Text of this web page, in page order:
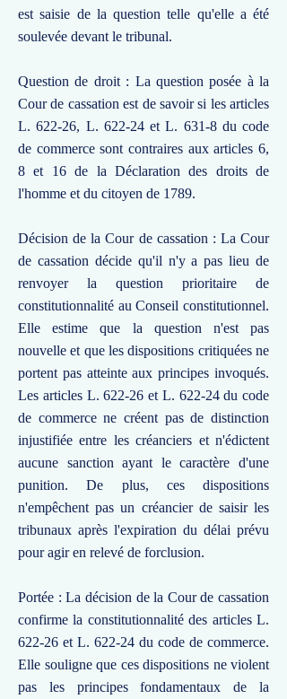
est saisie de la question telle qu'elle a été
soulevée devant le tribunal.
Question de droit : La question posée à la
Cour de cassation est de savoir si les articles
L. 622-26, L. 622-24 et L. 631-8 du code
de commerce sont contraires aux articles 6,
8 et 16 de la Déclaration des droits de
l'homme et du citoyen de 1789.
Décision de la Cour de cassation : La Cour
de cassation décide qu'il n'y a pas lieu de
renvoyer la question prioritaire de
constitutionnalité au Conseil constitutionnel.
Elle estime que la question n'est pas
nouvelle et que les dispositions critiquées ne
portent pas atteinte aux principes invoqués.
Les articles L. 622-26 et L. 622-24 du code
de commerce ne créent pas de distinction
injustifiée entre les créanciers et n'édictent
aucune sanction ayant le caractère d'une
punition. De plus, ces dispositions
n'empêchent pas un créancier de saisir les
tribunaux après l'expiration du délai prévu
pour agir en relevé de forclusion.
Portée : La décision de la Cour de cassation
confirme la constitutionnalité des articles L.
622-26 et L. 622-24 du code de commerce.
Elle souligne que ces dispositions ne violent
pas les principes fondamentaux de la